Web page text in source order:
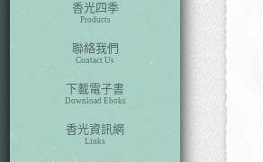
香光四季
Products
聯絡我們
Contact Us
下載電子書
Download Eboks
香光資訊網
Links